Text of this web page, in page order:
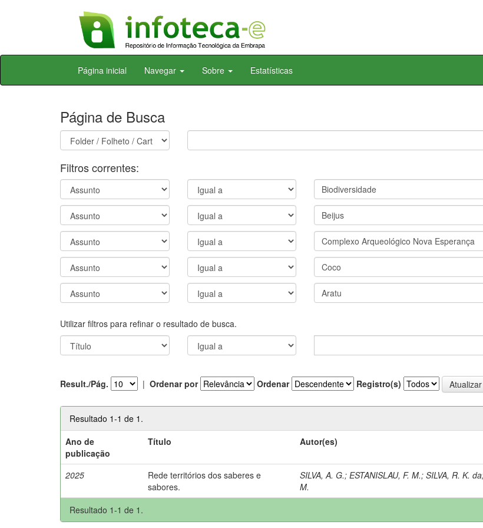
Skip
Página inicial Navegar Sobre Estatísticas
Página de Busca
Filtros correntes:
Utilizar filtros para refinar o resultado de busca.
Result./Pág. | Ordenar por Ordenar Registro(s)
Resultado 1-1 de 1.
Ano de
publicação
Título Autor(es)
2025
Rede territórios dos saberes e
sabores.
SILVA, A. G.;ESTANISLAU, F. M.;SILVA, R. K. da
M.
Resultado 1-1 de 1.